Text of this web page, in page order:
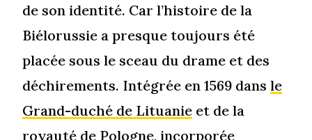
de son identité. Car l’histoire de la
Biélorussie a presque toujours été
placée sous le sceau du drame et des
déchirements. Intégrée en 1569 dansle
Grand-duché de Lituanie et de la
royauté de Pologne, incorporée